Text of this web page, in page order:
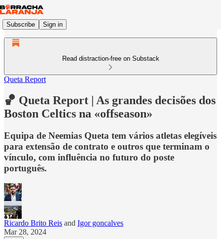
Subscribe Sign in
Read distraction-free on Substack
Queta Report
🏀 Queta Report | As grandes decisões dos
Boston Celtics na «offseason»
Equipa de Neemias Queta tem vários atletas elegíveis
para extensão de contrato e outros que terminam o
vínculo, com influência no futuro do poste
português.
Ricardo Brito Reis and Igor goncalves
Mar 28, 2024